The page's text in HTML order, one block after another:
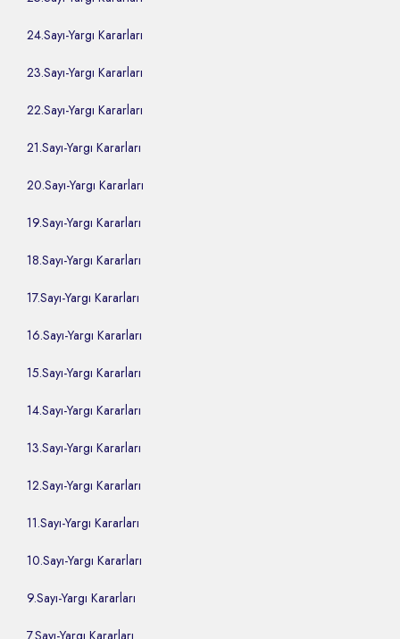
24.Sayı-Yargı Kararları
23.Sayı-Yargı Kararları
22.Sayı-Yargı Kararları
21.Sayı-Yargı Kararları
20.Sayı-Yargı Kararları
19.Sayı-Yargı Kararları
18.Sayı-Yargı Kararları
17.Sayı-Yargı Kararları
16.Sayı-Yargı Kararları
15.Sayı-Yargı Kararları
14.Sayı-Yargı Kararları
13.Sayı-Yargı Kararları
12.Sayı-Yargı Kararları
11.Sayı-Yargı Kararları
10.Sayı-Yargı Kararları
9.Sayı-Yargı Kararları